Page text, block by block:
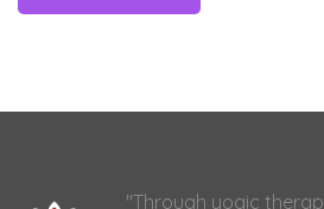
"Through yogic